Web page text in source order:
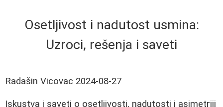
Osetljivost i nadutost usmina:
Uzroci, rešenja i saveti
Radašin Vicovac 2024-08-27
Iskustva i saveti o osetljivosti, nadutosti i asimetriji